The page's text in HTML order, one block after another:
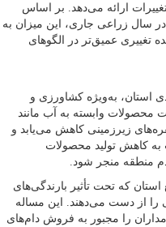
ارائه می‌دهد. بر اساس
استان ۴۰۴.۳ میلی‌متر بوده، اما در سال زراعی جاری، این میزان به
تغییری عمیق‌تر در الگوهای
استان، به‌ویژه کشاورزی و
محصولات وابسته به آب مانند
زیرزمینی کاهش می‌یابد و
کاهش تولید محصولات
منطقه منجر شود.
که تحت تأثیر بارندگی‌های
را از دست می‌دهند. این مساله
را مجبور به فروش دام‌های